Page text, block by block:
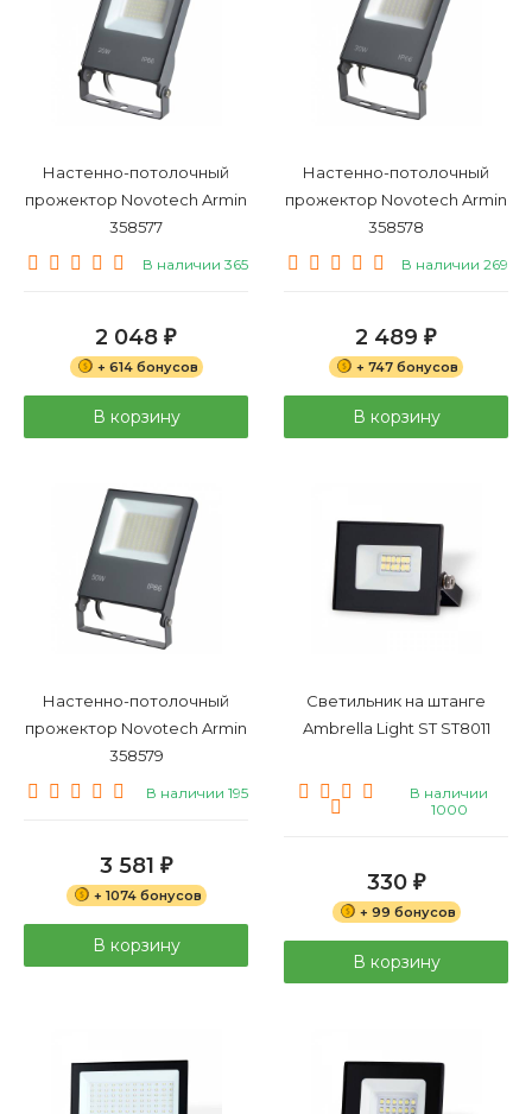
Настенно-потолочный
прожектор Novotech Armin
358577
В наличии 365
2 048 ₽
+ 614 бонусов
В корзину
Настенно-потолочный
прожектор Novotech Armin
358578
В наличии 269
2 489 ₽
+ 747 бонусов
В корзину
Настенно-потолочный
прожектор Novotech Armin
358579
В наличии 195
3 581 ₽
+ 1074 бонусов
В корзину
Светильник на штанге
Ambrella Light ST ST8011
В наличии
1000
330 ₽
+ 99 бонусов
В корзину